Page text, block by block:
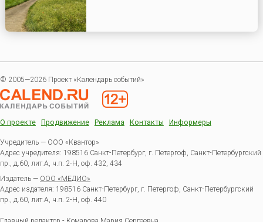
© 2005—2026 Проект «Календарь событий»
О проекте Продвижение Реклама Контакты Информеры
Учредитель — ООО «Квантор»
Адрес учредителя: 198516 Санкт-Петербург, г. Петергоф, Санкт-Петербургский
пр., д.60, лит.А, ч.п. 2-Н, оф. 432, 434
Издатель — ООО «МЕДИО»
Адрес издателя: 198516 Санкт-Петербург, г. Петергоф, Санкт-Петербургский
пр., д.60, лит.А, ч.п. 2-Н, оф. 440